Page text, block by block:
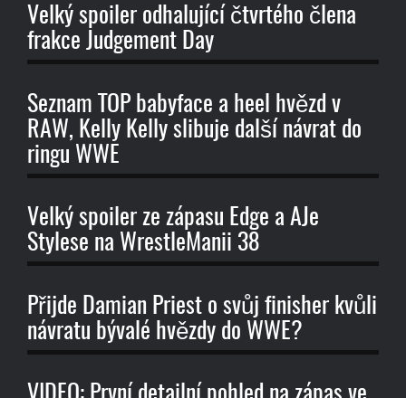
Velký spoiler odhalující čtvrtého člena
frakce Judgement Day
Seznam TOP babyface a heel hvězd v
RAW, Kelly Kelly slibuje další návrat do
ringu WWE
Velký spoiler ze zápasu Edge a AJe
Stylese na WrestleManii 38
Přijde Damian Priest o svůj finisher kvůli
návratu bývalé hvězdy do WWE?